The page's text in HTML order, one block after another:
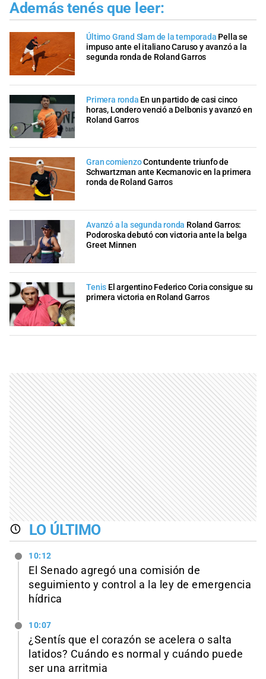
Además tenés que leer:
Último Grand Slam de la temporada Pella se
impuso ante el italiano Caruso y avanzó a la
segunda ronda de Roland Garros
Primera ronda En un partido de casi cinco
horas, Londero venció a Delbonis y avanzó en
Roland Garros
Gran comienzoContundente triunfo de
Schwartzman ante Kecmanovic en la primera
ronda de Roland Garros
Avanzó a la segunda ronda Roland Garros:
Podoroska debutó con victoria ante la belga
Greet Minnen
Tenis El argentino Federico Coria consigue su
primera victoria en Roland Garros
LO ÚLTIMO
10:12
El Senado agregó una comisión de
seguimiento y control a la ley de emergencia
hídrica
10:07
¿Sentís que el corazón se acelera o salta
latidos? Cuándo es normal y cuándo puede
ser una arritmia